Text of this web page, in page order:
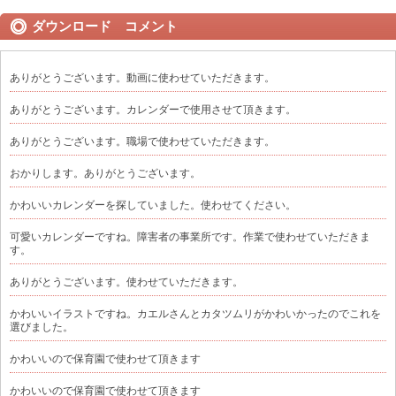
ダウンロード コメント
ありがとうございます。動画に使わせていただきます。
ありがとうございます。カレンダーで使用させて頂きます。
ありがとうございます。職場で使わせていただきます。
おかりします。ありがとうございます。
かわいいカレンダーを探していました。使わせてください。
可愛いカレンダーですね。障害者の事業所です。作業で使わせていただきま
す。
ありがとうございます。使わせていただきます。
かわいいイラストですね。カエルさんとカタツムリがかわいかったのでこれを
選びました。
かわいいので保育園で使わせて頂きます
かわいいので保育園で使わせて頂きます